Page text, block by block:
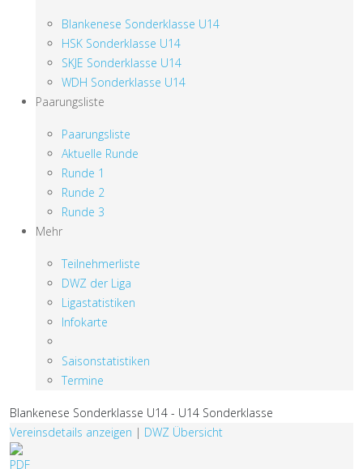
Blankenese Sonderklasse U14
HSK Sonderklasse U14
SKJE Sonderklasse U14
WDH Sonderklasse U14
Paarungsliste
Paarungsliste
Aktuelle Runde
Runde 1
Runde 2
Runde 3
Mehr
Teilnehmerliste
DWZ der Liga
Ligastatistiken
Infokarte
Saisonstatistiken
Termine
Blankenese Sonderklasse U14 - U14 Sonderklasse
Vereinsdetails anzeigen | DWZ Übersicht